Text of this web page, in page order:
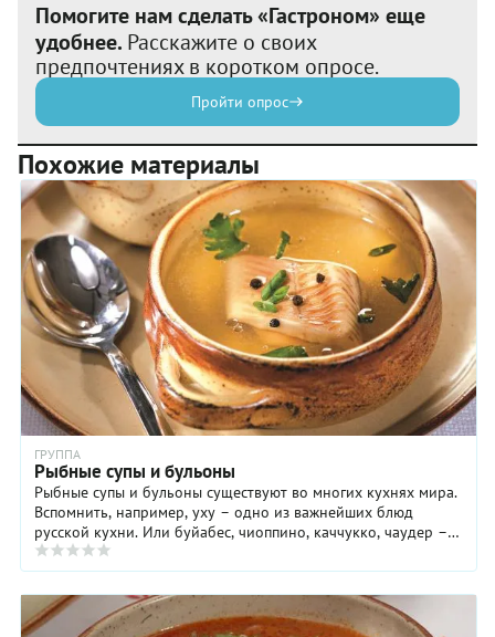
Помогите нам сделать «Гастроном» еще
удобнее. Расскажите о своих
предпочтениях в коротком опросе.
Пройти опрос
Похожие материалы
ГРУППА
Рыбные супы и бульоны
Рыбные супы и бульоны существуют во многих кухнях мира.
Вспомнить, например, уху – одно из важнейших блюд
русской кухни. Или буйабес, чиоппино, каччукко, чаудер –